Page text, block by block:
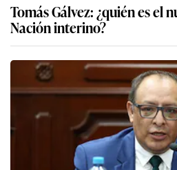
Tomás Gálvez: ¿quién es el
Nación interino?